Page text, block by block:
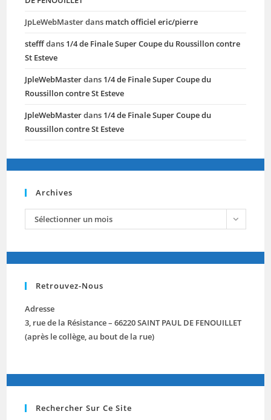
JpLeWebMasterdans match officiel eric/pierre
stefffdans 1/4 de Finale Super Coupe du Roussillon contre
St Esteve
JpleWebMasterdans 1/4 de Finale Super Coupe du
Roussillon contre St Esteve
JpleWebMasterdans 1/4 de Finale Super Coupe du
Roussillon contre St Esteve
Archives
archives
Sélectionner un mois
Retrouvez-Nous
Adresse
3, rue de la Résistance – 66220 SAINT PAUL DE FENOUILLET
(après le collège, au bout de la rue)
Rechercher Sur Ce Site